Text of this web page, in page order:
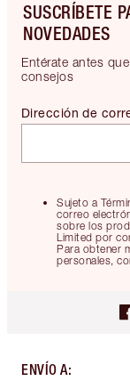
SUSCRÍBETE
NOVEDADES
Entérate antes
consejos
Sujeto a
correo
sobre los
Limited por
Para obtener
personales,
Dirección de
ENVÍO A: